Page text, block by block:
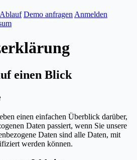
Ablauf Demo anfragen Anmelden
einen Blick
einen einfachen Überblick darüber,
Daten passiert, wenn Sie unsere
Daten sind alle Daten, mit
werden können.